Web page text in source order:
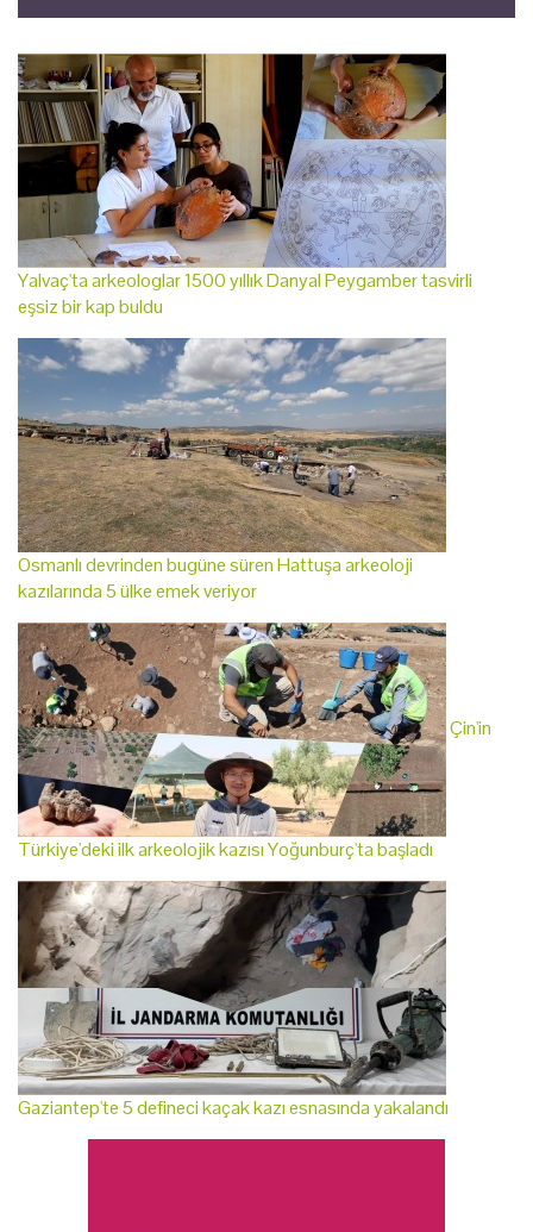
Yalvaç'ta arkeologlar 1500 yıllık Danyal Peygamber tasvirli
eşsiz bir kap buldu
Osmanlı devrinden bugüne süren Hattuşa arkeoloji
kazılarında 5 ülke emek veriyor
Çin'in
Türkiye'deki ilk arkeolojik kazısı Yoğunburç'ta başladı
Gaziantep'te 5 defineci kaçak kazı esnasında yakalandı